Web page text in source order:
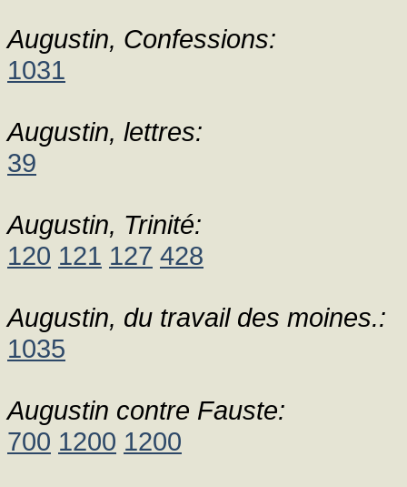
Augustin, Confessions:
1031
Augustin, lettres:
39
Augustin, Trinité:
120 121 127 428
Augustin, du travail des moines.:
1035
Augustin contre Fauste:
700 1200 1200